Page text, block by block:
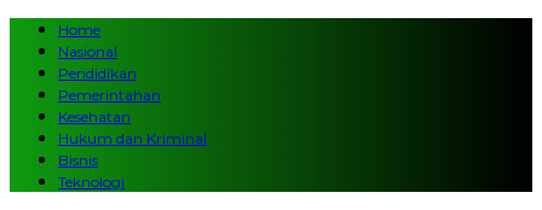
Home
Nasional
Pendidikan
Pemerintahan
Kesehatan
Hukum dan Kriminal
Bisnis
Teknologi